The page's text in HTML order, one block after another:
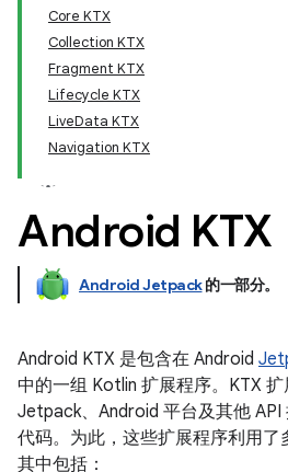
Core KTX
Collection KTX
Fragment KTX
Lifecycle KTX
LiveData KTX
Navigation KTX
Android KTX
Android Jetpack的一部分。
Android KTX 是包含在 Android
中的一组 Kotlin 扩展程序。KTX
Jetpack、Android 平台及其他
代码。为此，这些扩展程序利用了
其中包括：